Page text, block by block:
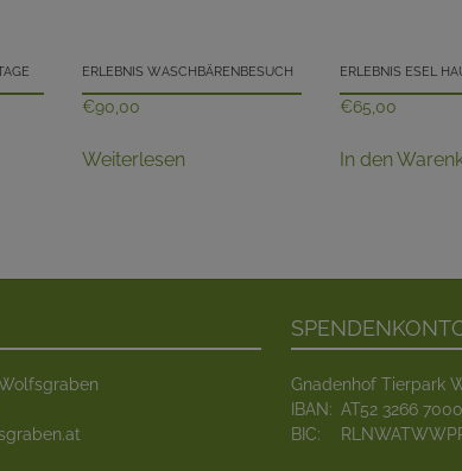
Erlebnis Waschbärenbesuch
€90,00
Weiterlesen
Erlebnis Esel
€65,00
In den
Gnadenhof Tierpark
IBAN: AT52 3266
BIC: